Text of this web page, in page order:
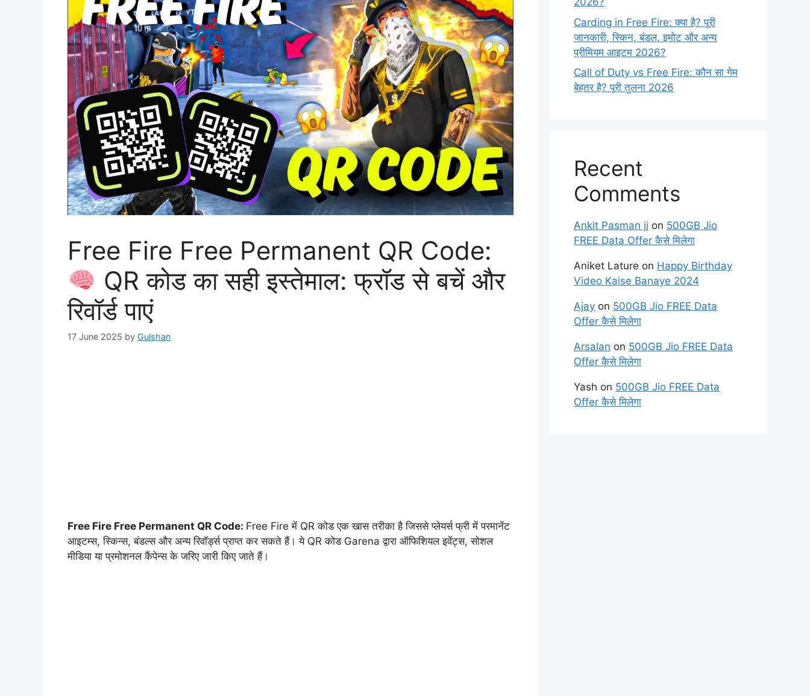
Free Fire Free Permanent QR Code:
QR कोड का सही इस्तेमाल: फ्रॉड से बचें और
रिवॉर्ड पाएं
17 June 2025 by Gulshan
Free Fire Free Permanent QR Code: Free Fire में QR कोड एक खास तरीका है जिससे प्लेयर्स फ्री में परमानेंट
आइटम्स, स्किन्स, बंडल्स और अन्य रिवॉर्ड्स प्राप्त कर सकते हैं। ये QR कोड Garena द्वारा ऑफिशियल इवेंट्स, सोशल
मीडिया या प्रमोशनल कैंपेन्स के जरिए जारी किए जाते हैं।
Carding in Free Fire: क्या है? पूरी
जानकारी, स्किन, बंडल, इमोट और अन्य
प्रीमियम आइटम 2026?
Call of Duty vs Free Fire: कौन सा गेम
बेहतर है? पूरी तुलना 2026
Recent
Comments
Ankit Pasman jj on 500GB Jio
FREE Data Offer कैसे मिलेगा
Aniket Lature on Happy Birthday
Video Kaise Banaye 2024
Ajay on 500GB Jio FREE Data
Offer कैसे मिलेगा
Arsalan on 500GB Jio FREE Data
Offer कैसे मिलेगा
Yash on 500GB Jio FREE Data
Offer कैसे मिलेगा